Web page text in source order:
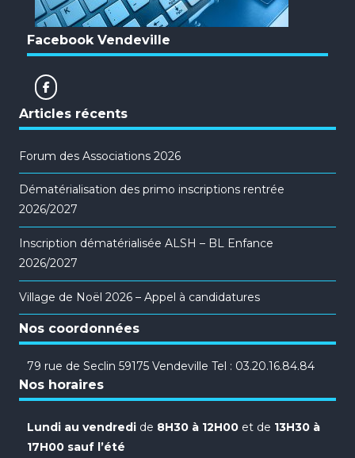
Facebook Vendeville
Articles récents
Forum des Associations 2026
Dématérialisation des primo inscriptions rentrée
2026/2027
Inscription dématérialisée ALSH – BL Enfance
2026/2027
Village de Noël 2026 – Appel à candidatures
Nos coordonnées
79 rue de Seclin 59175 Vendeville Tel : 03.20.16.84.84
Nos horaires
Lundi au vendredi de 8H30 à 12H00 et de 13H30 à
17H00 sauf l’été